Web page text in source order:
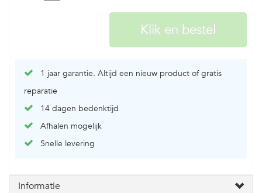
1 jaar garantie. Altijd een nieuw product of gratis
reparatie
14 dagen bedenktijd
Afhalen mogelijk
Snelle levering
Informatie